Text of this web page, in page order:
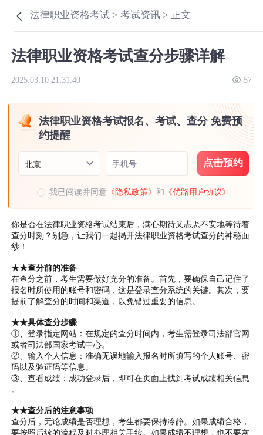
法律职业资格考试 >考试资讯 > 正文
法律职业资格考试查分步骤详解
2025.03.10 21:31:40 57
法律职业资格考试报名、考试、查分 免费预
约提醒
北京 手机号 点击预约
我已阅读并同意 《隐私政策》和 《优路用户协议》
你是否在法律职业资格考试结束后，满心期待又忐忑不安地等待着
查分时刻？别急，让我们一起揭开法律职业资格考试查分的神秘面
纱！
★★查分前的准备
在查分之前，考生需要做好充分的准备。首先，要确保自己记住了
报名时所使用的账号和密码，这是登录查分系统的关键。其次，要
提前了解查分的时间和渠道，以免错过重要的信息。
★★具体查分步骤
①、登录指定网站：在规定的查分时间内，考生需登录司法部官网
或者司法部国家考试中心。
②、输入个人信息：准确无误地输入报名时所填写的个人账号、密
码以及验证码等信息。
③、查看成绩：成功登录后，即可在页面上找到考试成绩相关信息
。
★★查分后的注意事项
查分后，无论成绩是否理想，考生都要保持冷静。如果成绩合格，
要按照后续的流程及时办理相关手续。如果成绩不理想，也不要灰